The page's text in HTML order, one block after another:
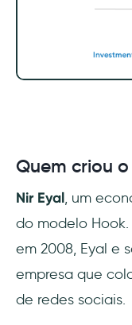
Quem criou
Nir Eyal, um
do modelo
em 2008, Eyal e
empresa que
de redes sociais.